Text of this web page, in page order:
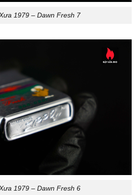
1979 – Dawn Fresh 7
1979 – Dawn Fresh 6